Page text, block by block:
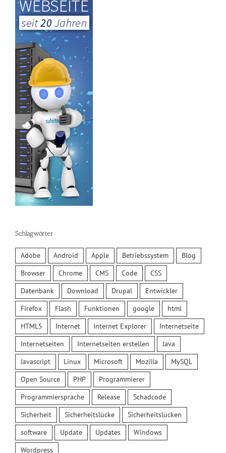
Schlagwörter
Adobe Android Apple Betriebssystem
Blog
Browser
Chrome CMS Code
CSS
Datenbank
Download Drupal
Entwickler
Firefox
Flash Funktionen google
html
HTML5
Internet Internet Explorer
Internetseite
Internetseiten
Internetseiten erstellen
Java
Javascript
Linux Microsoft Mozilla
MySQL
Open Source
PHP
Programmierer
Programmiersprache
Release
Schadcode
Sicherheit
Sicherheitslücke
Sicherheitslücken
software
Update Updates
Windows
Wordpress